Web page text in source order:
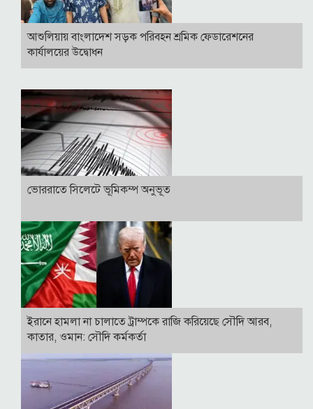
আশুলিয়ায় বাংলাদেশ সড়ক পরিবহন শ্রমিক ফেডারেশনের
কার্যালয়ের উদ্বোধন
ভোররাতে সিলেটে ভূমিকম্প অনুভূত
ইরানে হামলা না চালাতে ট্রাম্পকে রাজি করিয়েছে সৌদি আরব,
কাতার, ওমান: সৌদি কর্মকর্তা